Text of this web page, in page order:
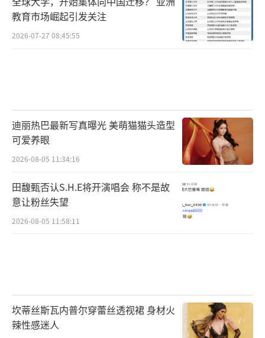
教育市场崛起引发关注
2026-07-27 08:45:55
迪丽热巴最新写真曝光 美萌猫猫头造型
可爱养眼
2026-08-05 11:34:16
田馥甄否认S.H.E将开演唱会 称不是故
意让粉丝失望
2026-08-05 11:58:11
坎蒂丝斯瓦内普尔穿蕾丝透视裙 身材火
辣性感迷人